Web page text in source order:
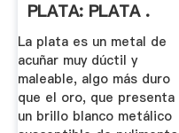
PLATA: PLATA .
La plata es un metal de
acuñar muy dúctil y
maleable, algo más duro
que el oro, que presenta
un brillo blanco metálico